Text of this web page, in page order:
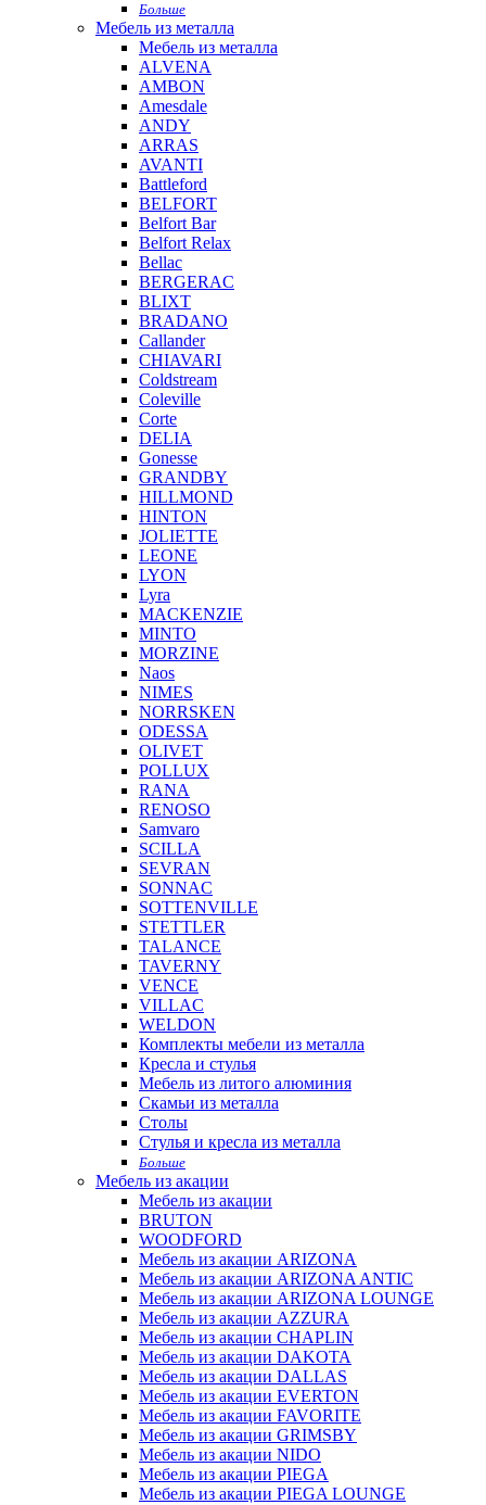
Больше
Мебель из металла
Мебель из металла
ALVENA
AMBON
Amesdale
ANDY
ARRAS
AVANTI
Battleford
BELFORT
Belfort Bar
Belfort Relax
Bellac
BERGERAC
BLIXT
BRADANO
Callander
CHIAVARI
Coldstream
Coleville
Corte
DELIA
Gonesse
GRANDBY
HILLMOND
HINTON
JOLIETTE
LEONE
LYON
Lyra
MACKENZIE
MINTO
MORZINE
Naos
NIMES
NORRSKEN
ODESSA
OLIVET
POLLUX
RANA
RENOSO
Samvaro
SCILLA
SEVRAN
SONNAC
SOTTENVILLE
STETTLER
TALANCE
TAVERNY
VENCE
VILLAC
WELDON
Комплекты мебели из металла
Кресла и стулья
Мебель из литого алюминия
Скамьи из металла
Столы
Стулья и кресла из металла
Больше
Мебель из акации
Мебель из акации
BRUTON
WOODFORD
Мебель из акации ARIZONA
Мебель из акации ARIZONA ANTIC
Мебель из акации ARIZONA LOUNGE
Мебель из акации AZZURA
Мебель из акации CHAPLIN
Мебель из акации DAKOTA
Мебель из акации DALLAS
Мебель из акации EVERTON
Мебель из акации FAVORITE
Мебель из акации GRIMSBY
Мебель из акации NIDO
Мебель из акации PIEGA
Мебель из акации PIEGA LOUNGE